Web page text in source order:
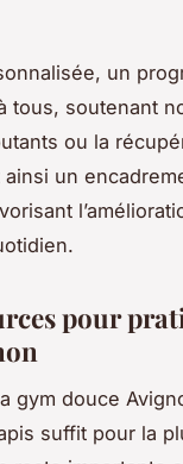
un
tous, soutenant
ou la
un
pour
gym douce
suffit pour la